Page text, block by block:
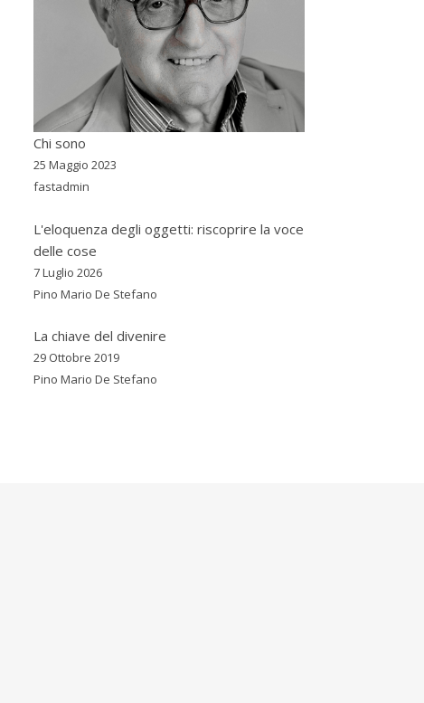
Chi sono
25 Maggio 2023
fastadmin
L'eloquenza degli oggetti: riscoprire la voce
delle cose
7 Luglio 2026
Pino Mario De Stefano
La chiave del divenire
29 Ottobre 2019
Pino Mario De Stefano